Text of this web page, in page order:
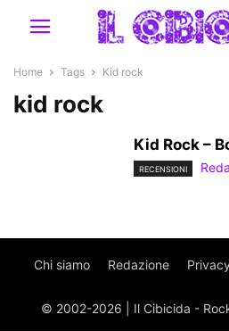
Home Tags Kid rock
kid rock
Kid Rock –
RECENSIONI
Chi siamo Redazione
© 2002-2026 | Il Cibicida -